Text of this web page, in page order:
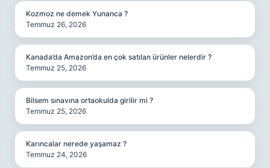
Kozmoz ne demek Yunanca ?
Temmuz 26, 2026
Kanada’da Amazon’da en çok satılan ürünler nelerdir ?
Temmuz 25, 2026
Bilsem sınavına ortaokulda girilir mi ?
Temmuz 25, 2026
Karıncalar nerede yaşamaz ?
Temmuz 24, 2026